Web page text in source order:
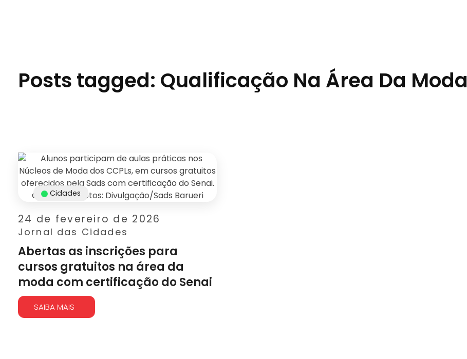
Posts tagged: Qualificação Na Área Da Moda
24 de fevereiro de 2026
Jornal das Cidades
Cidades
Abertas as inscrições para
cursos gratuitos na área da
moda com certificação do Senai
SAIBA MAIS